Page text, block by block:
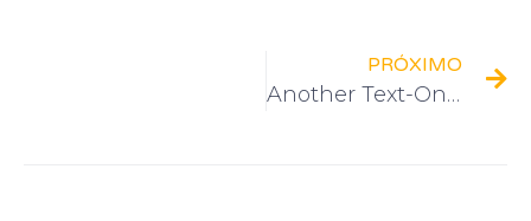
PRÓXIMO
Another Text-Only Post